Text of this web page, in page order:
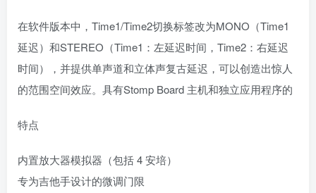
在软件版本中，Time1/Time2切换标签改为MONO（Time1
延迟）和STEREO（Time1：左延迟时间，Time2：右延迟
时间），并提供单声道和立体声复古延迟，可以创造出惊人
的范围空间效应。具有Stomp Board 主机和独立应用程序的
特点
内置放大器模拟器（包括 4 安培）
专为吉他手设计的微调门限